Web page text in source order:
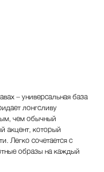
– универсальная база
лонгсливу
чем обычный
акцент, который
Легко сочетается с
образы на каждый